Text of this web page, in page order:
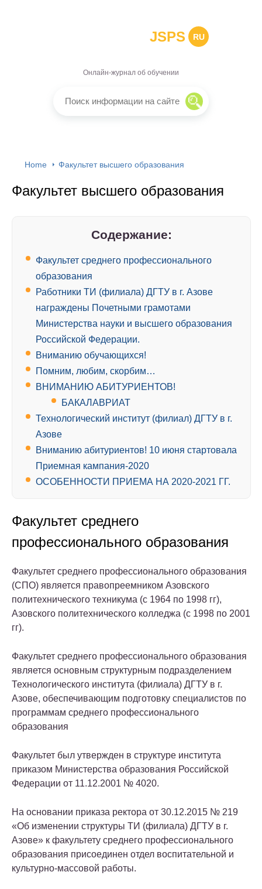
JSPS RU
Онлайн-журнал об обучении
Home Факультет высшего образования
Факультет высшего образования
Содержание:
Факультет среднего профессионального
образования
Работники ТИ (филиала) ДГТУ в г. Азове
награждены Почетными грамотами
Министерства науки и высшего образования
Российской Федерации.
Вниманию обучающихся!
Помним, любим, скорбим…
ВНИМАНИЮ АБИТУРИЕНТОВ!
БАКАЛАВРИАТ
Технологический институт (филиал) ДГТУ в г.
Азове
Вниманию абитуриентов! 10 июня стартовала
Приемная кампания-2020
ОСОБЕННОСТИ ПРИЕМА НА 2020-2021 ГГ.
Факультет среднего
профессионального образования
Факультет среднего профессионального образования
(СПО) является правопреемником Азовского
политехнического техникума (с 1964 по 1998 гг),
Азовского политехнического колледжа (с 1998 по 2001
гг).
Факультет среднего профессионального образования
является основным структурным подразделением
Технологического института (филиала) ДГТУ в г.
Азове, обеспечивающим подготовку специалистов по
программам среднего профессионального
образования
Факультет был утвержден в структуре института
приказом Министерства образования Российской
Федерации от 11.12.2001 № 4020.
На основании приказа ректора от 30.12.2015 № 219
«Об изменении структуры ТИ (филиала) ДГТУ в г.
Азове» к факультету среднего профессионального
образования присоединен отдел воспитательной и
культурно-массовой работы.